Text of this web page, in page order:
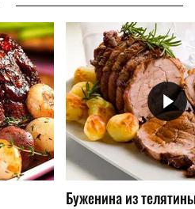
Буженина из